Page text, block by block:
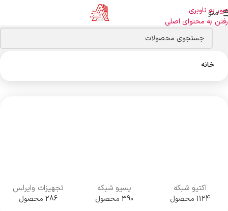
عبور به ناوبری
رفتن به محتوای اصلی
منو
خانه
اکتیو شبکه
1124 محصول
پسیو شبکه
390 محصول
تجهیزات وایرلس
286 محصول